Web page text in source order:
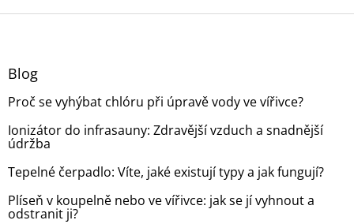
l
p
r
v
y
ý
Z
Blog
Proč se vyhýbat chlóru při úpravě vody ve vířivce?
Ionizátor do infrasauny: Zdravější vzduch a snadnější
údržba
Tepelné čerpadlo: Víte, jaké existují typy a jak fungují?
Plíseň v koupelně nebo ve vířivce: jak se jí vyhnout a
odstranit ji?